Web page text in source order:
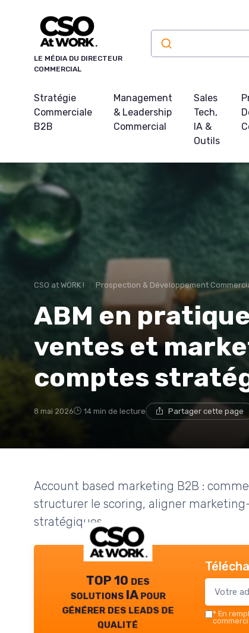
LE MÉDIA DU DIRECTEUR
COMMERCIAL
Stratégie
Commerciale
B2B
Management
& Leadership
Commercial
Sales
Tech,
IA &
Outils
CSO at WORK ! Prospection & Développement
ABM en
ventes et
comptes
8 mai 2026 14 min de lecture Partager cette page
Account based marketing B2B :
structurer le scoring, aligner
stratégiques.
TOP 10 des
solutions IA pour
générer des leads de
qualité
* En